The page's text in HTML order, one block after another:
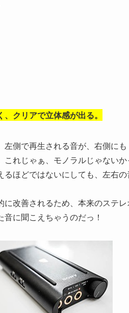
クリアで立体感が出る。
側で再生される音が、右側に
れじゃぁ、モノラルじゃない
ほどではないにしても、左右
改善されるため、本来のステ
に聞こえちゃうのだっ！